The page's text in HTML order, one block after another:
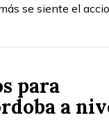
se siente el
para
a